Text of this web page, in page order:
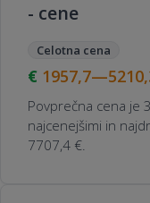
- cene
Celotna cena
Povprečna cena je
najcenejšimi in
7707,4 €.